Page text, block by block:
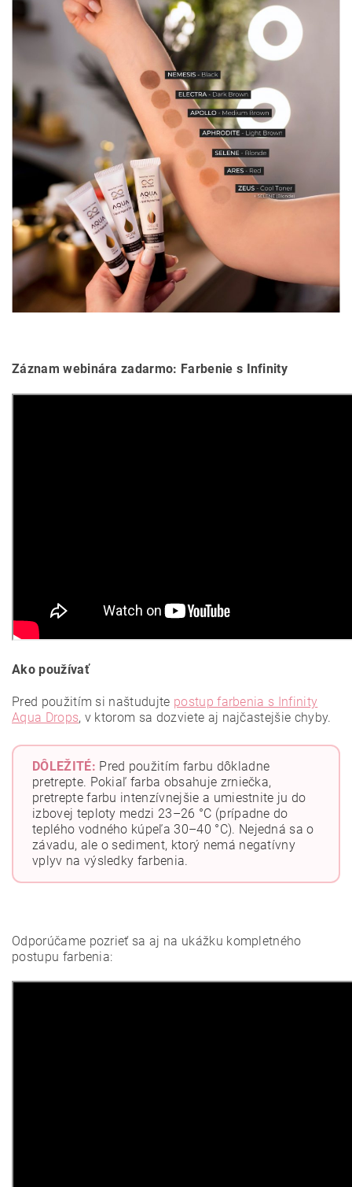
Záznam webinára zadarmo: Farbenie s Infinity
Ako používať
Pred použitím si naštudujte postup farbenia s Infinity
Aqua Drops, v ktorom sa dozviete aj najčastejšie chyby.
DÔLEŽITÉ: Pred použitím farbu dôkladne
pretrepte. Pokiaľ farba obsahuje zrniečka,
pretrepte farbu intenzívnejšie a umiestnite ju do
izbovej teploty medzi 23–26 °C (prípadne do
teplého vodného kúpeľa 30–40 °C). Nejedná sa o
závadu, ale o sediment, ktorý nemá negatívny
vplyv na výsledky farbenia.
Odporúčame pozrieť sa aj na ukážku kompletného
postupu farbenia: